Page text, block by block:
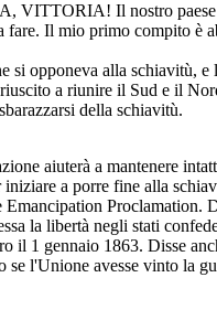
VITTORIA! Il nostro paese
fare. Il mio primo compito è
si opponeva alla schiavitù, e
a riunire il Sud e il
della schiavitù.
aiuterà a mantenere
a porre fine alla
Proclamation.
la libertà negli stati
il 1 gennaio 1863. Disse
se l'Unione avesse vinto la